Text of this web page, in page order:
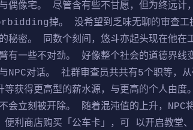
偶像宅。 尽管含有些不甘愿，但为终远
掉。 没希望到乏味无聊的审查工
秘密。 同数个刻间，悠斗亦起头现在他
有一些不对劲。 好像整个社会的道德界
NPC对话。 社群审查员共共有5个职等，
获得更高型的薪水源，与更高的个人由
立刻被开除。 随着混沌值的上升，NPC
利商店购买「公车卡」，可 以开启教堂